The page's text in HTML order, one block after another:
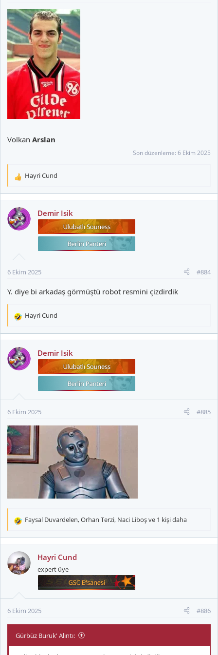
Volkan Arslan
Son düzenleme: 6 Ekim 2025
T
k
i
l
Hayri Cund
Demir Isik
6 Ekim 2025 #884
Y. diye bi arkadaş görmüştü robot resmini çizdirdik
T
k
i
l
Hayri Cund
Demir Isik
6 Ekim 2025 #885
T
k
i
l
Faysal Duvardelen,Orhan Terzi, Naci Liboşve 1 kişi daha
Hayri Cund
expert üye
6 Ekim 2025 #886
Gürbüz Buruk' Alıntı: